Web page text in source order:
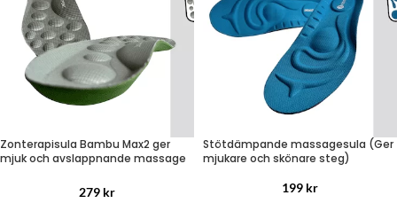
Zonterapisula Bambu Max2 ger
mjuk och avslappnande massage
279 kr
Stötdämpande massagesula (Ger
mjukare och skönare steg)
199 kr